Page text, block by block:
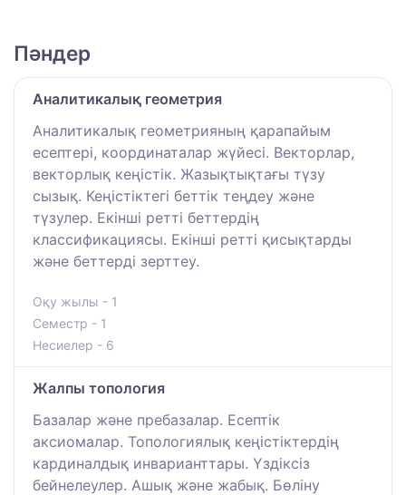
Пәндер
Аналитикалық геометрия
Аналитикалық геометрияның қарапайым
есептері, координаталар жүйесі. Векторлар,
векторлық кеңістік. Жазықтықтағы түзу
сызық. Кеңістіктегі беттік теңдеу және
түзулер. Екінші ретті беттердің
классификациясы. Екінші ретті қисықтарды
және беттерді зерттеу.
Оқу жылы - 1
Семестр - 1
Несиелер - 6
Жалпы топология
Базалар және пребазалар. Есептік
аксиомалар. Топологиялық кеңістіктердің
кардиналдық инварианттары. Үздіксіз
бейнелеулер. Ашық және жабық. Бөліну